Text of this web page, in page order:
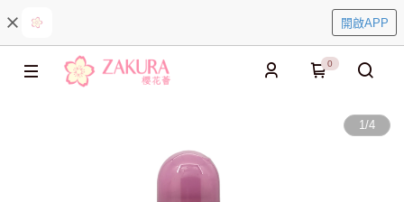
開啟APP
0
1/4